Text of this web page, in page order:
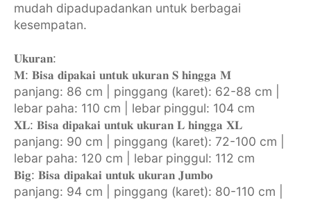
mudah dipadupadankan untuk berbagai
kesempatan.
𝐔𝐤𝐮𝐫𝐚𝐧:
𝐌: 𝐁𝐢𝐬𝐚 𝐝𝐢𝐩𝐚𝐤𝐚𝐢 𝐮𝐧𝐭𝐮𝐤 𝐮𝐤𝐮𝐫𝐚𝐧 𝐒 𝐡𝐢𝐧𝐠𝐠𝐚 𝐌
panjang: 86 cm | pinggang (karet): 62-88 cm |
lebar paha: 110 cm | lebar pinggul: 104 cm
𝐗𝐋: 𝐁𝐢𝐬𝐚 𝐝𝐢𝐩𝐚𝐤𝐚𝐢 𝐮𝐧𝐭𝐮𝐤 𝐮𝐤𝐮𝐫𝐚𝐧 𝐋 𝐡𝐢𝐧𝐠𝐠𝐚 𝐗𝐋
panjang: 90 cm | pinggang (karet): 72-100 cm |
lebar paha: 120 cm | lebar pinggul: 112 cm
𝐁𝐢𝐠: 𝐁𝐢𝐬𝐚 𝐝𝐢𝐩𝐚𝐤𝐚𝐢 𝐮𝐧𝐭𝐮𝐤 𝐮𝐤𝐮𝐫𝐚𝐧 𝐉𝐮𝐦𝐛𝐨
panjang: 94 cm | pinggang (karet): 80-110 cm |